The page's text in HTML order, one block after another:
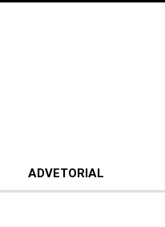
ADVETORIAL